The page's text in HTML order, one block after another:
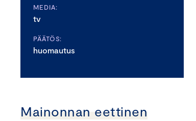
MEDIA:
tv
PÄÄTÖS:
huomautus
Mainonnan eettinen